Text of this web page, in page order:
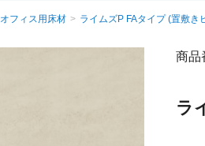
オフィス用床材 > ライムズP FAタイプ (置敷き
商品
ラ